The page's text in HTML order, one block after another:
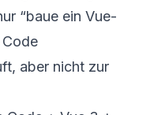
“baue ein Vue-
Code
aber nicht zur